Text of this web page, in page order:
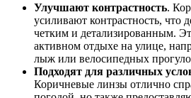
Улучшают контрастность.
усиливают контрастность, что
четким и детализированным.
активном отдыхе на улице,
лыж или велосипедных
Подходят для различных
Коричневые линзы отлично